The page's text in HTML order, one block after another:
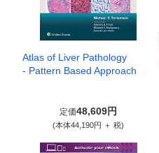
Atlas of Liver Pathology
- Pattern Based Approach
定価48,609円
(本体44,190円 ＋ 税)